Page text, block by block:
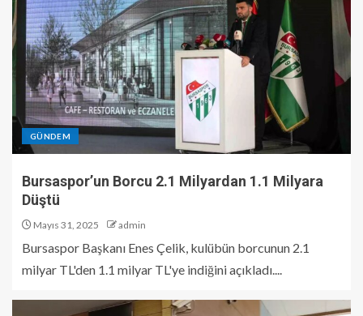
GÜNDEM
Bursaspor’un Borcu 2.1 Milyardan 1.1 Milyara
Düştü
Mayıs 31, 2025 admin
Bursaspor Başkanı Enes Çelik, kulübün borcunun 2.1
milyar TL'den 1.1 milyar TL'ye indiğini açıkladı....